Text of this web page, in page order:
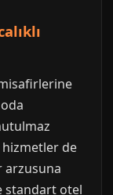
hizmetler de
arzusuna
standart otel